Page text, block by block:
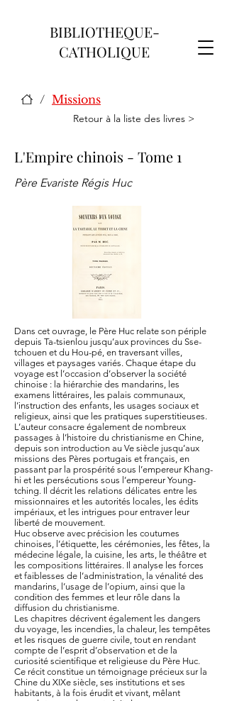
BIBLIOTHEQUE-
CATHOLIQUE
/ Missions
Retour à la liste des livres >
L'Empire chinois - Tome 1
Père Evariste Régis Huc
Dans cet ouvrage, le Père Huc relate son périple
depuis Ta-tsienlou jusqu’aux provinces du Sse-
tchouen et du Hou-pé, en traversant villes,
villages et paysages variés. Chaque étape du
voyage est l’occasion d’observer la société
chinoise : la hiérarchie des mandarins, les
examens littéraires, les palais communaux,
l’instruction des enfants, les usages sociaux et
religieux, ainsi que les pratiques superstitieuses.
L’auteur consacre également de nombreux
passages à l’histoire du christianisme en Chine,
depuis son introduction au Ve siècle jusqu’aux
missions des Pères portugais et français, en
passant par la prospérité sous l’empereur Khang-
hi et les persécutions sous l’empereur Young-
tching. Il décrit les relations délicates entre les
missionnaires et les autorités locales, les édits
impériaux, et les intrigues pour entraver leur
liberté de mouvement.
Huc observe avec précision les coutumes
chinoises, l’étiquette, les cérémonies, les fêtes, la
médecine légale, la cuisine, les arts, le théâtre et
les compositions littéraires. Il analyse les forces
et faiblesses de l’administration, la vénalité des
mandarins, l’usage de l’opium, ainsi que la
condition des femmes et leur rôle dans la
diffusion du christianisme.
Les chapitres décrivent également les dangers
du voyage, les incendies, la chaleur, les tempêtes
et les risques de guerre civile, tout en rendant
compte de l’esprit d’observation et de la
curiosité scientifique et religieuse du Père Huc.
Ce récit constitue un témoignage précieux sur la
Chine du XIXe siècle, ses institutions et ses
habitants, à la fois érudit et vivant, mêlant